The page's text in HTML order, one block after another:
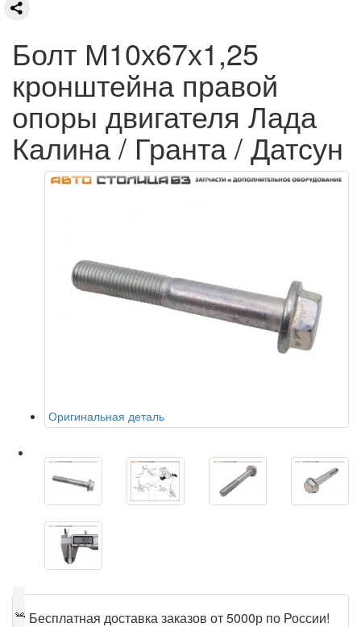
Болт М10х67х1,25
кронштейна правой
опоры двигателя Лада
Калина / Гранта / Датсун
Оригинальная деталь
🎁 Бесплатная доставка заказов от 5000р по России!